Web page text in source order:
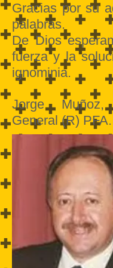
Gracias por su
palabras.
De Dios
fuerza y la
ignominia.
Jorge Muñoz,
General (R) PFA.